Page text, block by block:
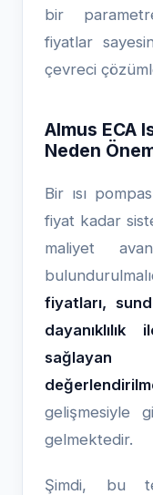
bir
fiyatlar
çevreci
Almus ECA
Neden
Bir ısı
fiyat kadar
maliyet
fiyatları,
gelişmesiyle
gelmektedir.
Şimdi, bu